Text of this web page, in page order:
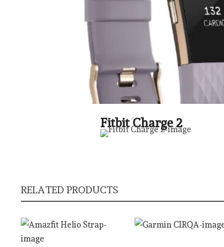
Fitbit Charge 2
RELATED PRODUCTS